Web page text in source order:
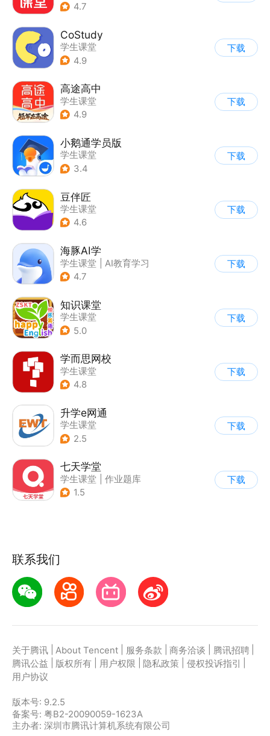
4.7
CoStudy
学生课堂
4.9
下载
高途高中
学生课堂
4.9
下载
小鹅通学员版
学生课堂
3.4
下载
豆伴匠
学生课堂
4.6
下载
海豚AI学
学生课堂
AI教育学习
4.7
下载
知识课堂
学生课堂
5.0
下载
学而思网校
学生课堂
4.8
下载
升学e网通
学生课堂
2.5
下载
七天学堂
学生课堂
作业题库
1.5
下载
联系我们
关于腾讯 About Tencent 服务条款 商务洽谈 腾讯招聘
腾讯公益
版权所有 用户权限 隐私政策 侵权投诉指引
用户协议
版本号: 9.2.5
备案号: 粤B2-20090059-1623A
主办者: 深圳市腾讯计算机系统有限公司